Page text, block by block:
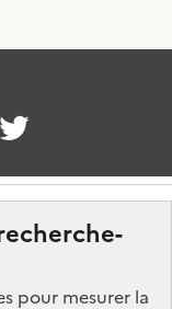
pour mesurer la